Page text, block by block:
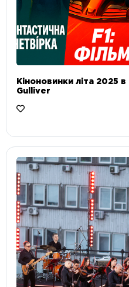
Кіноновинки літа 2025
Gulliver